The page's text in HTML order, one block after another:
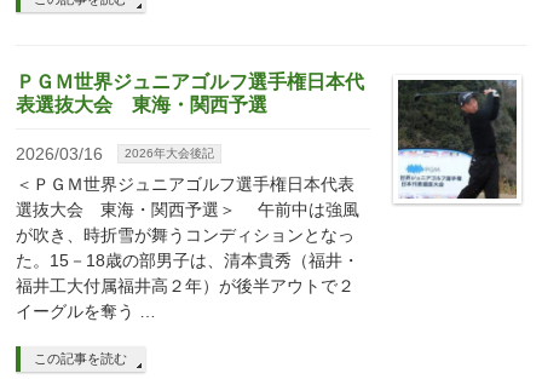
ＰＧＭ世界ジュニアゴルフ選手権日本代
表選抜大会 東海・関西予選
2026/03/16 2026年大会後記
＜ＰＧＭ世界ジュニアゴルフ選手権日本代表
選抜大会 東海・関西予選＞ 午前中は強風
が吹き、時折雪が舞うコンディションとなっ
た。15－18歳の部男子は、清本貴秀（福井・
福井工大付属福井高２年）が後半アウトで２
イーグルを奪う …
この記事を読む